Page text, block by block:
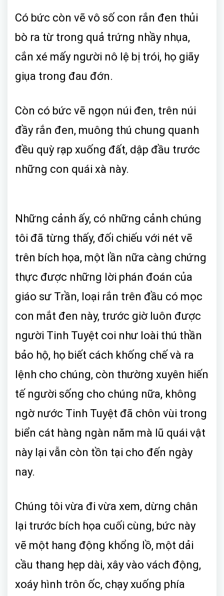
Có bức còn vẽ vô số con rắn đen thủi
bò ra từ trong quả trứng nhầy nhụa,
cắn xé mấy người nô lệ bị trói, họ giãy
giụa trong đau đớn.
Còn có bức vẽ ngọn núi đen, trên núi
đầy rắn đen, muông thú chung quanh
đều quỳ rạp xuống đất, dập đầu trước
những con quái xà này.
Những cảnh ấy, có những cảnh chúng
tôi đã từng thấy, đối chiếu với nét vẽ
trên bích họa, một lần nữa càng chứng
thực được những lời phán đoán của
giáo sư Trần, loại rắn trên đầu có mọc
con mắt đen này, trước giờ luôn được
người Tinh Tuyệt coi như loài thú thần
bảo hộ, họ biết cách khống chế và ra
lệnh cho chúng, còn thường xuyên hiến
tế người sống cho chúng nữa, không
ngờ nước Tinh Tuyệt đã chôn vùi trong
biển cát hàng ngàn năm mà lũ quái vật
này lại vẫn còn tồn tại cho đến ngày
nay.
Chúng tôi vừa đi vừa xem, dừng chân
lại trước bích họa cuối cùng, bức này
vẽ một hang động khổng lồ, một dải
cầu thang hẹp dài, xây vào vách động,
xoáy hình trôn ốc, chạy xuống phía